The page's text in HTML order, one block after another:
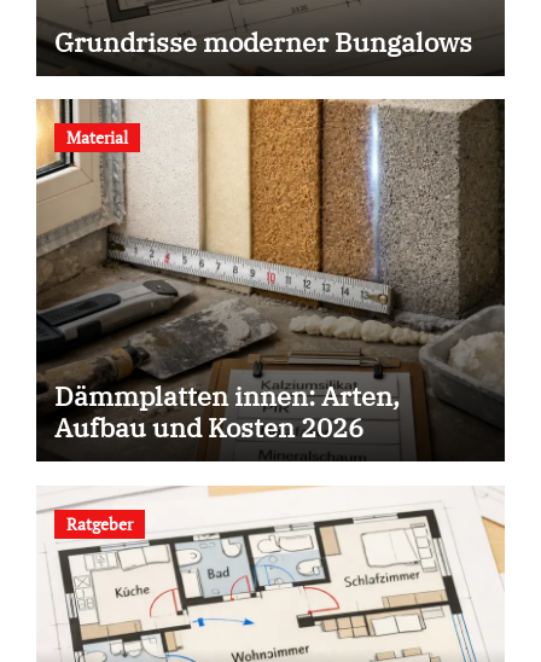
Grundrisse moderner Bungalows
Material
Dämmplatten innen: Arten,
Aufbau und Kosten 2026
Ratgeber